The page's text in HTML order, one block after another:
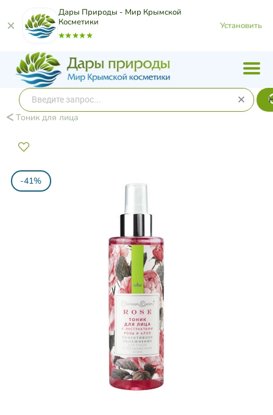
Дары Природы - Мир Крымской
Косметики
Установить
Тоник для лица
-41%